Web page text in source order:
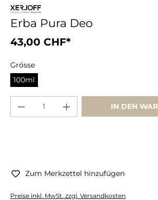
Erba Pura Deo
43,00 CHF*
Grösse
100ml
IN DEN
Zum Merkzettel hinzufügen
Preise inkl. MwSt. zzgl. Versandkosten